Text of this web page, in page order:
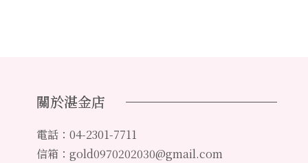
關於湛金店
電話：04-2301-7711
信箱：gold0970202030@gmail.com